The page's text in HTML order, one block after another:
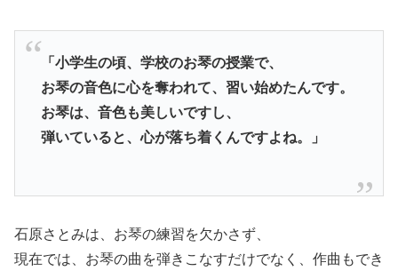
「小学生の頃、学校のお琴の授業で、
お琴の音色に心を奪われて、習い始めたんです。
お琴は、音色も美しいですし、
弾いていると、心が落ち着くんですよね。」
石原さとみは、お琴の練習を欠かさず、
現在では、お琴の曲を弾きこなすだけでなく、作曲もでき